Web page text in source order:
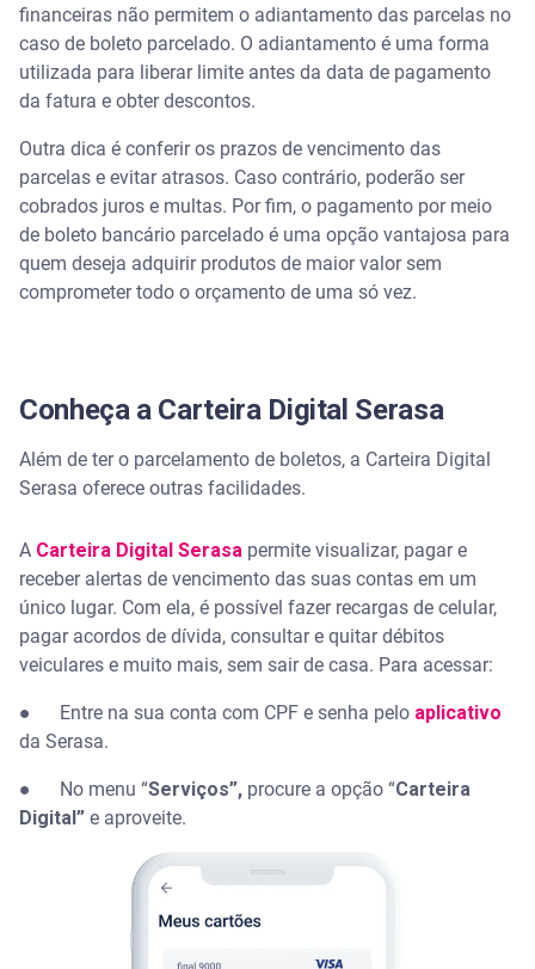
financeiras não permitem o adiantamento das parcelas no
caso de boleto parcelado. O adiantamento é uma forma
utilizada para liberar limite antes da data de pagamento
da fatura e obter descontos.
Outra dica é conferir os prazos de vencimento das
parcelas e evitar atrasos. Caso contrário, poderão ser
cobrados juros e multas. Por fim, o pagamento por meio
de boleto bancário parcelado é uma opção vantajosa para
quem deseja adquirir produtos de maior valor sem
comprometer todo o orçamento de uma só vez.
Conheça a Carteira Digital Serasa
Além de ter o parcelamento de boletos, a Carteira Digital
Serasa oferece outras facilidades.
A Carteira Digital Serasa permite visualizar, pagar e
receber alertas de vencimento das suas contas em um
único lugar. Com ela, é possível fazer recargas de celular,
pagar acordos de dívida, consultar e quitar débitos
veiculares e muito mais, sem sair de casa. Para acessar:
● Entre na sua conta com CPF e senha pelo aplicativo
da Serasa.
● No menu “Serviços”, procure a opção “Carteira
Digital” e aproveite.